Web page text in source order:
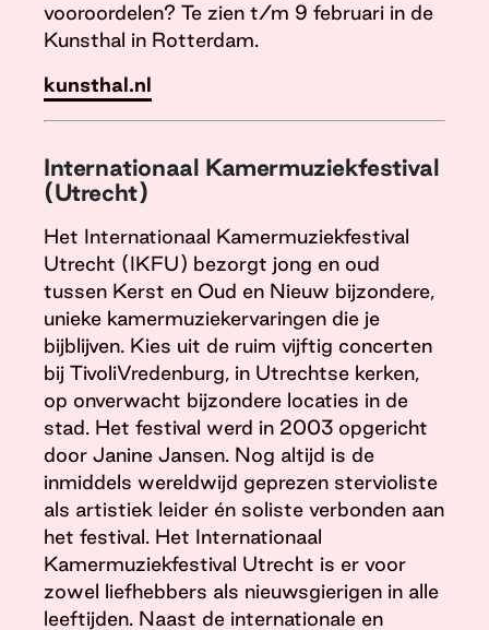
vooroordelen? Te zien t/m 9 februari in de
Kunsthal in Rotterdam.
kunsthal.nl
Internationaal Kamermuziekfestival
(Utrecht)
Het Internationaal Kamermuziekfestival
Utrecht (IKFU) bezorgt jong en oud
tussen Kerst en Oud en Nieuw bijzondere,
unieke kamermuziekervaringen die je
bijblijven. Kies uit de ruim vijftig concerten
bij TivoliVredenburg, in Utrechtse kerken,
op onverwacht bijzondere locaties in de
stad. Het festival werd in 2003 opgericht
door Janine Jansen. Nog altijd is de
inmiddels wereldwijd geprezen stervioliste
als artistiek leider én soliste verbonden aan
het festival. Het Internationaal
Kamermuziekfestival Utrecht is er voor
zowel liefhebbers als nieuwsgierigen in alle
leeftijden. Naast de internationale en